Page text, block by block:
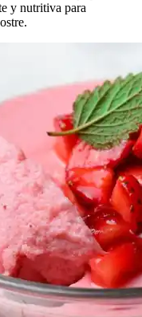
y nutritiva para